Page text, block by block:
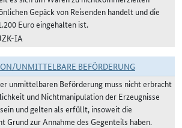
Gepäck von Reisenden handelt und die
Euro eingehalten ist.
IA
UNMITTELBARE BEFÖRDERUNG
unmittelbaren Beförderung muss nicht erbracht
und Nichtmanipulation der Erzeugnisse
und gelten als erfüllt, insoweit die
Grund zur Annahme des Gegenteils haben.